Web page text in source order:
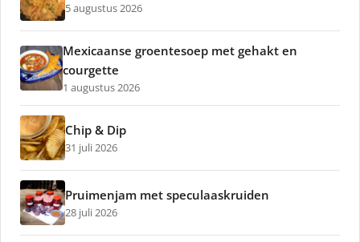
5 augustus 2026
Mexicaanse groentesoep met gehakt en
courgette
1 augustus 2026
Chip & Dip
31 juli 2026
Pruimenjam met speculaaskruiden
28 juli 2026